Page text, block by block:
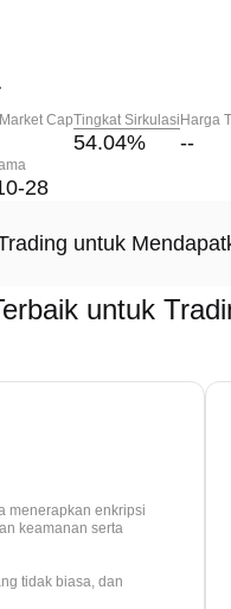
CapTingkat Sirkulasi
54.04%
Harga
--
28
untuk
untuk
menerapkan enkripsi
keamanan serta
tidak biasa, dan